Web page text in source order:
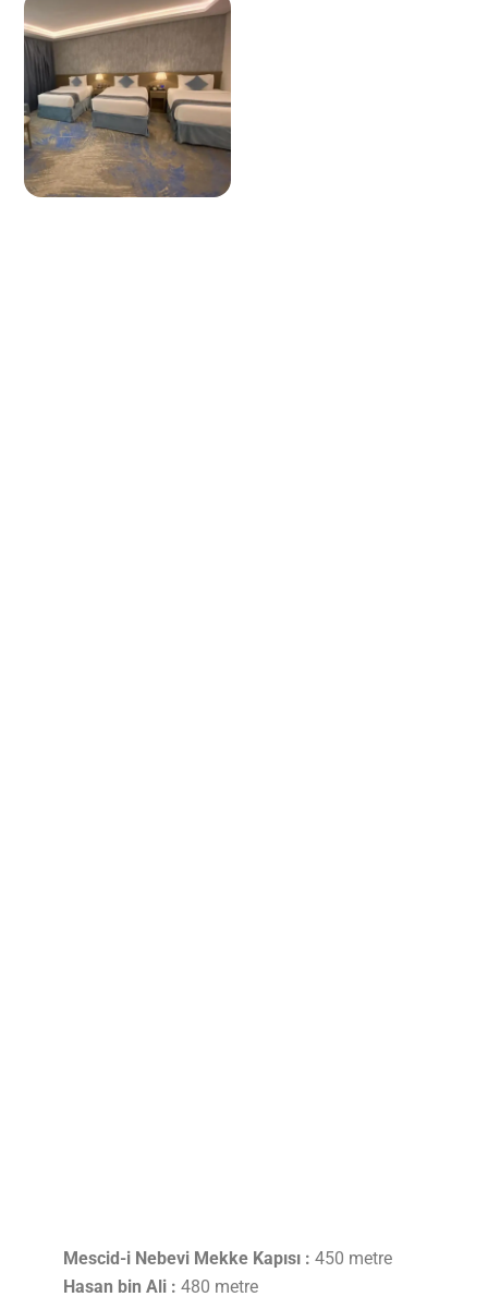
Mescid-i Nebevi Mekke Kapısı : 450 metre
Hasan bin Ali : 480 metre